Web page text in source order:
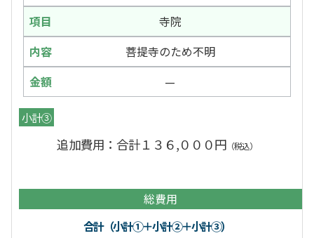
寺院
菩提寺のため不明
—
小計③
追加費用：合計１３６,０００円 （税込）
総費用
合計（小計①＋小計②＋小計③）